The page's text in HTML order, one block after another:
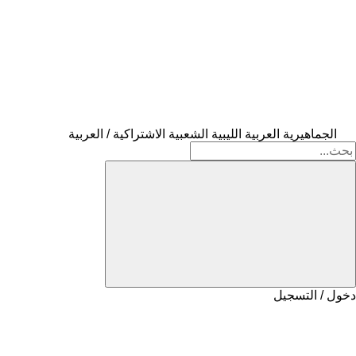
الجماهيرية العربية الليبية الشعبية الاشتراكية / العربية
دخول / التسجيل